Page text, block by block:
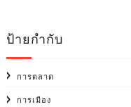
ป้ายกำกับ
การตลาด
การเมือง